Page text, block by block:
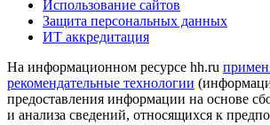
Использование сайтов
Защита персональных данных
ИТ аккредитация
На информационном ресурсе hh.ru
рекомендательные технологии
предоставления информации на основе
и анализа сведений, относящихся к